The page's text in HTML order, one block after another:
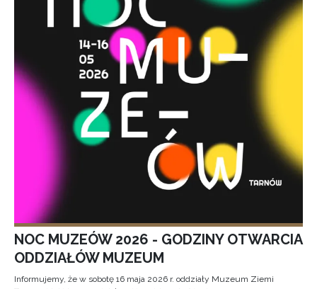
NOC MUZEÓW 2026 - GODZINY OTWARCIA
ODDZIAŁÓW MUZEUM
Informujemy, że w sobotę 16 maja 2026 r. oddziały Muzeum Ziemi